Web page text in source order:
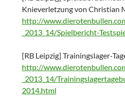
Knieverletzung von Christian
http://
_2013_14/Spielbericht-
[RB Leipzig] Trainingslager-
http://
_2013_14/
2014.html